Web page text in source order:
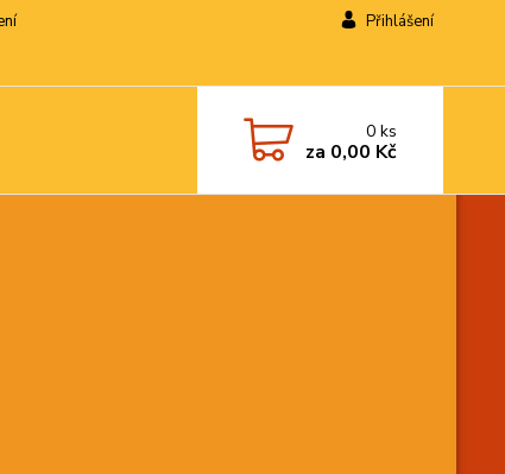
Přihlášení
0ks
za 0,00 Kč